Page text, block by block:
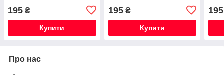
195 ₴
Купити
195₴
Купити
195
Про нас